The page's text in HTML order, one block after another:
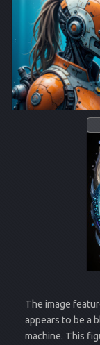
The image
appears to be a
machine. This